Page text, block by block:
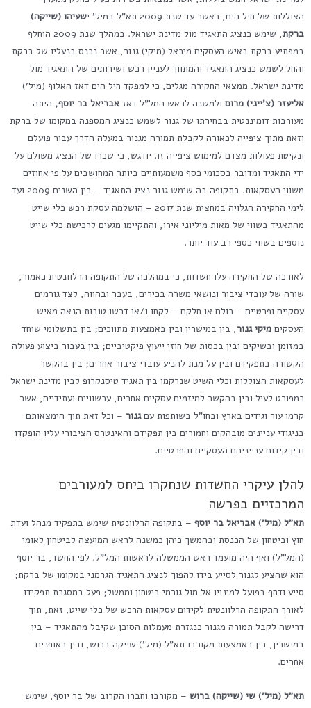
הצוללות של חיל הים, כאשר עד שנת 2009 תא"ל במיל' י
שעיהו (שייקה)
ברקת
, שימש כנציג התאגיד מול מדינת ישראל. במהלך שנת 2009 הוחלף
במפתיע ברקת באיש העסקים מיכאל (מיקי) גנור, אשר נכנס בנעליו של ברקת
והחל לשמש כנציג התאגיד והמתווך לעניין רכש ושירותים של התאגיד מול
מדינת ישראל. ממצאי החקירה מגלים, כי למפקד חיל הים דאז האלוף (מיל')
אליעזר (צ'ייני) מרום ולמשנה לראש המל"ל דאז אבריאל בר יוסף, היתה
מעורבות דומיננטית בבחירתו של גנור לשמש כנציג המספנה במקומו של ברקת
וזאת מתוך ציפייה לכאורה לקבלת תמורה מגנור במעלה הדרך עבור פועלם
ונקיטת פעולות מצדם למימוש ציפייה זו. יודגש, כי שכרו של הנציג משולם על
ידי התאגיד ומדובר בסכומי כסף משמעותיים ביותר המחושבים על פי אחוזים
משווי העסקאות. בתקופה בה שימש גנור נציג התאגיד – בין השנים 2009 ועד
לימי החקירה הגלויה במחצית שנת 2017 – הושלמה עסקת רכש כלי שייט
מהתאגיד בשווי של מאות מיליוני אירו, והתקיימו מגעים לרכישת כלי שייט
נוספים בשווי כספי רב עוד יותר.
לאורכה של החקירה עלו חשדות, כי במהלכה של התקופה הרלוונטית כאמור,
שורה של עובדי ציבור ונושאי משרה בכירים, בעבר ובהווה, לצד גורמים
עסקיים ופרטיים – כולם או חלקם – לקחו ו/או דרשו טובות הנאה מאיש
העסקים מיקי גנור, בין במישרין ובין באמצעות מתווכים; בין בתשלומי שוחד
במזומן ובשיקים ובין בכסות של חוזי ייעוץ פיקטיביים; בין בעבור ביצוע פעולה
הקשורה בתפקידם ובין על מנת להניע עובדי ציבור אחרים; בין בהקשר
לעסקאות הצוללות וכלי השיט שנרקמו בין תאגיד טיסנקרופ לבין מדינת ישראל
כמפורט לעיל ובין בהקשר למיזמים עסקיים אחרים, עכשוויים ועתידיים, אשר
קרמו עור וגידים בארץ ובחו"ל בשותפות עםגנור – וכל זאת תוך הימצאותם
בניגודי עניינים מובהקים וחמורים בין תפקידם והאינטרס הציבורי עליו הופקדו
ובין קידום ענייניהם העסקיים והפרטיים.
להלן עיקרי החשדות שנחקרו ביחס למעורבים
המרכזיים בפרשה
תא"ל (מיל') אבריאל בר יוסף – בתקופה הרלוונטית שימש בתפקיד מנהל ועדת
חוץ וביטחון של הכנסת ובהמשך כיהן כמשנה לראש המועצה לביטחון לאומי
(המל"ל) ואף היה מועמד ראש הממשלה לראשות המל"ל. לפי החשד, בר יוסף
הוא שהציע לגנור לסייע בידו להפוך לנציג התאגיד הגרמני במקומו של ברקת;
סייע ודחף בפועל למינויו אל מול גורמי ביטחון וממשל; פעל במסגרת תפקידו
לאורך התקופה הרלוונטית לקידום עסקאות הרכש של כלי שייט, זאת, תוך
דרישה לקבל תמורה מגנור כנגזרת מעמלות הסוכן שקיבל מהתאגיד – בין
במישרין, בין באמצעות מקורבו תא"ל (מיל') שייקה ברוש, ובין באופנים
אחרים.
תא"ל (מיל') שי (שייקה) ברוש – מקורבו וחברו הקרוב של בר יוסף, שימש